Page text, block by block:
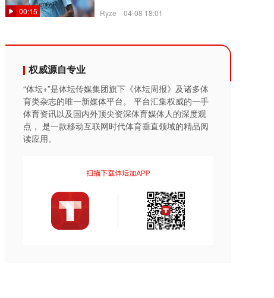
00:15 Ryze 04-08 18:01
权威源自专业
“体坛+”是体坛传媒集团旗下《体坛周报》及诸多体
育类杂志的唯一新媒体平台。 平台汇集权威的一手
体育资讯以及国内外顶尖资深体育媒体人的深度观
点， 是一款移动互联网时代体育垂直领域的精品阅
读应用。